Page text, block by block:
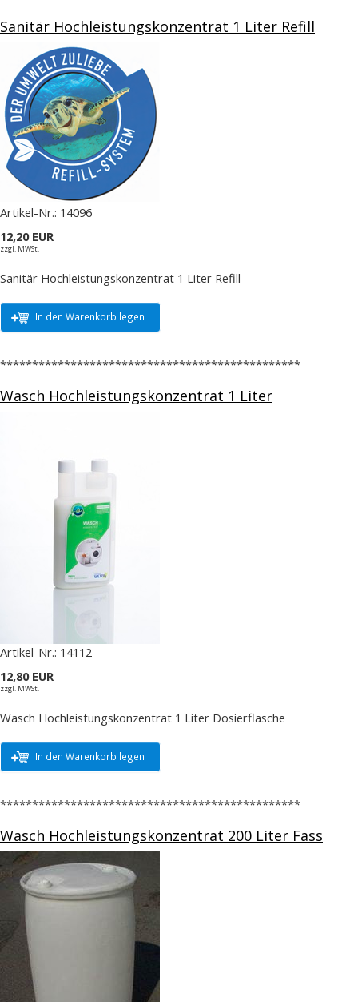
Sanitär Hochleistungskonzentrat 1 Liter Refill
Artikel-Nr.: 14096
12,20 EUR
zzgl. MWSt.
Sanitär Hochleistungskonzentrat 1 Liter Refill
In den Warenkorb legen
***********************************************
Wasch Hochleistungskonzentrat 1 Liter
Artikel-Nr.: 14112
12,80 EUR
zzgl. MWSt.
Wasch Hochleistungskonzentrat 1 Liter Dosierflasche
In den Warenkorb legen
***********************************************
Wasch Hochleistungskonzentrat 200 Liter Fass